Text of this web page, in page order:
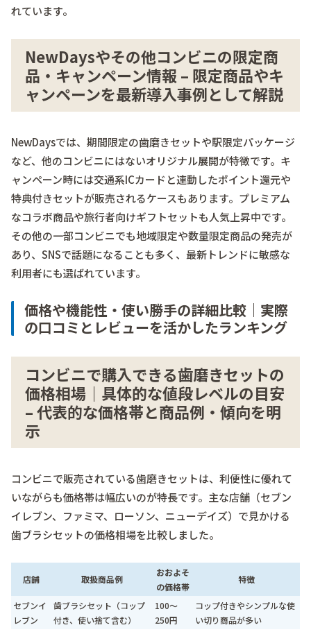
れています。
NewDaysやその他コンビニの限定商
品・キャンペーン情報 – 限定商品やキ
ャンペーンを最新導入事例として解説
NewDaysでは、期間限定の歯磨きセットや駅限定パッケージ
など、他のコンビニにはないオリジナル展開が特徴です。キ
ャンペーン時には交通系ICカードと連動したポイント還元や
特典付きセットが販売されるケースもあります。 プレミアム
なコラボ商品や旅行者向けギフトセットも人気上昇中です。
その他の一部コンビニでも地域限定や数量限定商品の発売が
あり、SNSで話題になることも多く、最新トレンドに敏感な
利用者にも選ばれています。
価格や機能性・使い勝手の詳細比較｜実際
の口コミとレビューを活かしたランキング
コンビニで購入できる歯磨きセットの
価格相場｜具体的な値段レベルの目安
– 代表的な価格帯と商品例・傾向を明
示
コンビニで販売されている歯磨きセットは、利便性に優れて
いながらも価格帯は幅広いのが特長です。主な店舗（セブン
イレブン、ファミマ、ローソン、ニューデイズ）で見かける
歯ブラシセットの価格相場を比較しました。
店舗 取扱商品例
おおよそ
の価格帯
特徴
セブンイ
レブン
歯ブラシセット（コップ
付き、使い捨て含む）
100〜
250円
コップ付きやシンプルな使
い切り商品が多い